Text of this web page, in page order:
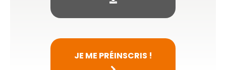
JE ME PRÉINSCRIS !